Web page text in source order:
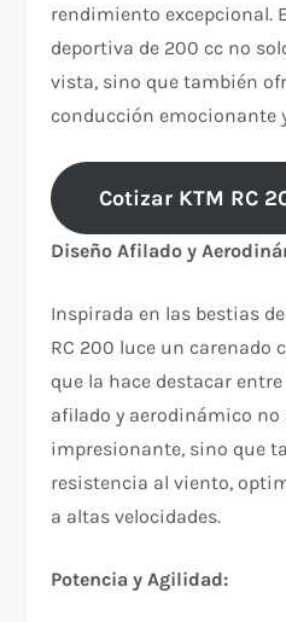
rendimiento excepcional.
deportiva de 200 cc no
vista, sino que también
conducción emocionante
Cotizar KTM RC
Diseño Afilado y
Inspirada en las bestias
RC 200 luce un carenado
que la hace destacar
afilado y aerodinámico no
impresionante, sino que
resistencia al viento,
a altas velocidades.
Potencia y Agilidad: